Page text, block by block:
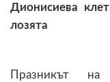
Дионисиева
лозята
Празникът